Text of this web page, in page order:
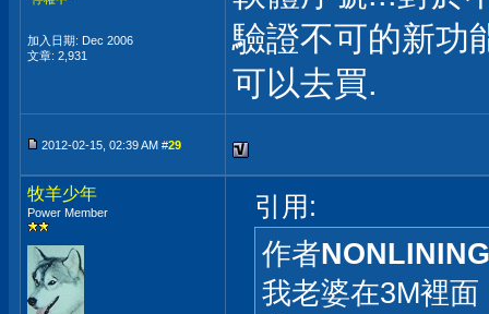
加入日期: Dec 2006
文章: 2,931
驗證不可的新功
可以去買.
2012-02-15, 02:39 AM #29
牧羊少年
Power Member 引用:
作者NONLINING
我老婆在3M裡